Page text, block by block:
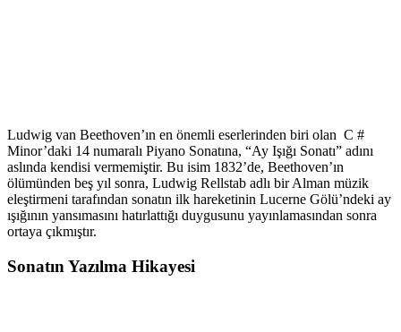
Ludwig van Beethoven’ın en önemli eserlerinden biri olan C #
Minor’daki 14 numaralı Piyano Sonatına, “Ay Işığı Sonatı” adını
aslında kendisi vermemiştir. Bu isim 1832’de, Beethoven’ın
ölümünden beş yıl sonra, Ludwig Rellstab adlı bir Alman müzik
eleştirmeni tarafından sonatın ilk hareketinin Lucerne Gölü’ndeki ay
ışığının yansımasını hatırlattığı duygusunu yayınlamasından sonra
ortaya çıkmıştır.
Sonatın Yazılma Hikayesi